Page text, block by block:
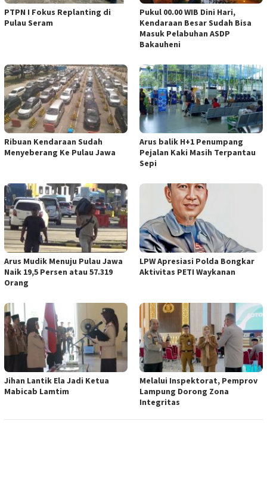
PTPN I Fokus Replanting di
Pulau Seram
Pukul 00.00 WIB Dini Hari,
Kendaraan Besar Sudah Bisa
Masuk Pelabuhan ASDP
Bakauheni
Ribuan Kendaraan Sudah
Menyeberang Ke Pulau Jawa
Arus balik H+1 Penumpang
Pejalan Kaki Masih Terpantau
Sepi
Arus Mudik Menuju Pulau Jawa
Naik 19,5 Persen atau 57.319
Orang
LPW Apresiasi Polda Bongkar
Aktivitas PETI Waykanan
Jihan Lantik Ela Jadi Ketua
Mabicab Lamtim
Melalui Inspektorat, Pemprov
Lampung Dorong Zona
Integritas